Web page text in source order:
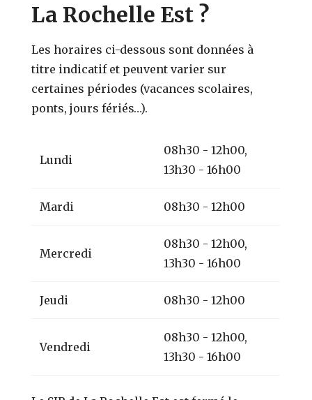
La Rochelle Est ?
Les horaires ci-dessous sont données à
titre indicatif et peuvent varier sur
certaines périodes (vacances scolaires,
ponts, jours fériés…).
Lundi
08h30 - 12h00,
13h30 - 16h00
Mardi 08h30 - 12h00
Mercredi
08h30 - 12h00,
13h30 - 16h00
Jeudi 08h30 - 12h00
Vendredi
08h30 - 12h00,
13h30 - 16h00